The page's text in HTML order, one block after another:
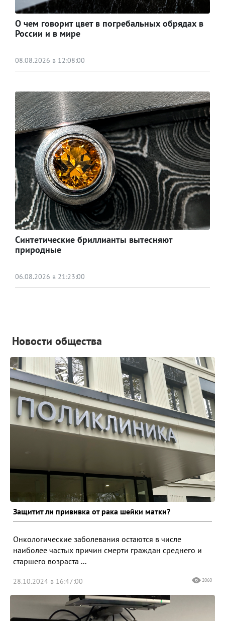
О чем говорит цвет в погребальных обрядах в
России и в мире
08.08.2026 в 12:08:00
Синтетические бриллианты вытесняют
природные
06.08.2026 в 21:23:00
Новости общества
Защитит ли прививка от рака шейки матки?
Онкологические заболевания остаются в числе
наиболее частых причин смерти граждан среднего и
старшего возраста ...
28.10.2024 в 16:47:00 2060